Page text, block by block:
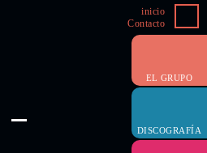
EL GRUPO
DISCOGRAFÍA
inicio
Contacto